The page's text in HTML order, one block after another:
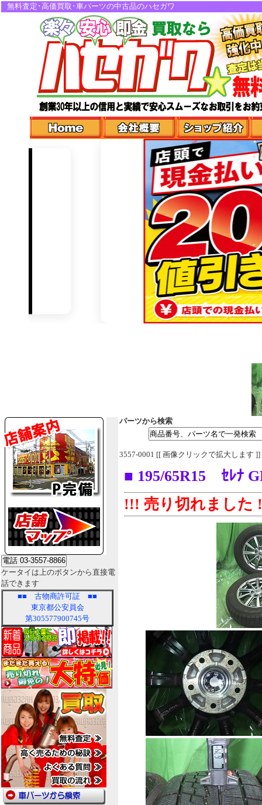
無料査定･高価買取･車パーツの中古品のハセガワ
ケータイは上のボタンから直接電
話できます
■■ 古物商許可証 ■■
東京都公安員会
第305577900745号
パーツから検索
3557-0001 [[ 画像クリックで拡大します ]]
■ 195/65R15 ｾﾚﾅ
!!! 売り切れました